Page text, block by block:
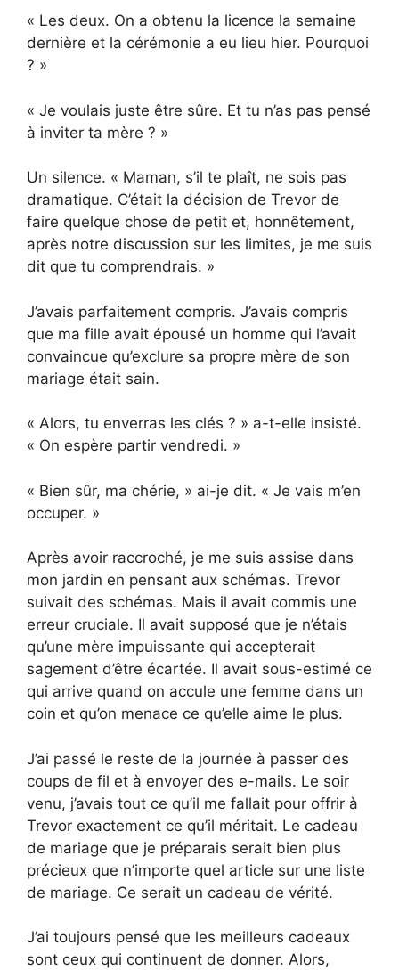
« Les deux. On a obtenu la licence la semaine
dernière et la cérémonie a eu lieu hier. Pourquoi
? »
« Je voulais juste être sûre. Et tu n’as pas pensé
à inviter ta mère ? »
Un silence. « Maman, s’il te plaît, ne sois pas
dramatique. C’était la décision de Trevor de
faire quelque chose de petit et, honnêtement,
après notre discussion sur les limites, je me suis
dit que tu comprendrais. »
J’avais parfaitement compris. J’avais compris
que ma fille avait épousé un homme qui l’avait
convaincue qu’exclure sa propre mère de son
mariage était sain.
« Alors, tu enverras les clés ? » a-t-elle insisté.
« On espère partir vendredi. »
« Bien sûr, ma chérie, » ai-je dit. « Je vais m’en
occuper. »
Après avoir raccroché, je me suis assise dans
mon jardin en pensant aux schémas. Trevor
suivait des schémas. Mais il avait commis une
erreur cruciale. Il avait supposé que je n’étais
qu’une mère impuissante qui accepterait
sagement d’être écartée. Il avait sous-estimé ce
qui arrive quand on accule une femme dans un
coin et qu’on menace ce qu’elle aime le plus.
J’ai passé le reste de la journée à passer des
coups de fil et à envoyer des e-mails. Le soir
venu, j’avais tout ce qu’il me fallait pour offrir à
Trevor exactement ce qu’il méritait. Le cadeau
de mariage que je préparais serait bien plus
précieux que n’importe quel article sur une liste
de mariage. Ce serait un cadeau de vérité.
J’ai toujours pensé que les meilleurs cadeaux
sont ceux qui continuent de donner. Alors,